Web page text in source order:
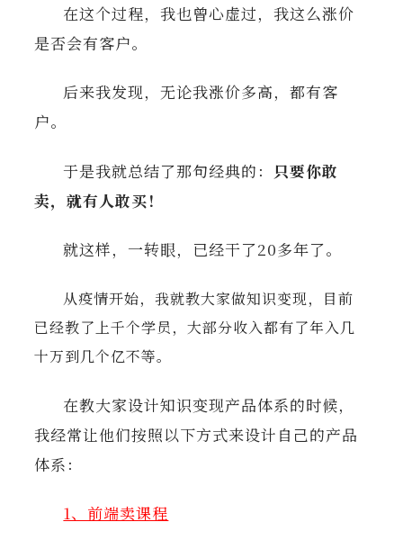
在这个过程，我也曾心虚过，我这么涨价
是否会有客户。
后来我发现，无论我涨价多高，都有客
户。
于是我就总结了那句经典的： 只要你敢
卖，就有人敢买！
就这样，一转眼，已经干了20多年了。
从疫情开始，我就教大家做知识变现，目前
已经教了上千个学员，大部分收入都有了年入几
十万到几个亿不等。
在教大家设计知识变现产品体系的时候，
我经常让他们按照以下方式来设计自己的产品
体系：
1、前端卖课程